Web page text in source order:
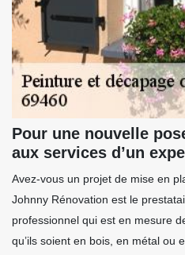
Pour une nouvelle
aux services d’un
Avez-vous un projet de mise en
Johnny Rénovation est le
professionnel qui est en mesure
qu’ils soient en bois, en métal ou